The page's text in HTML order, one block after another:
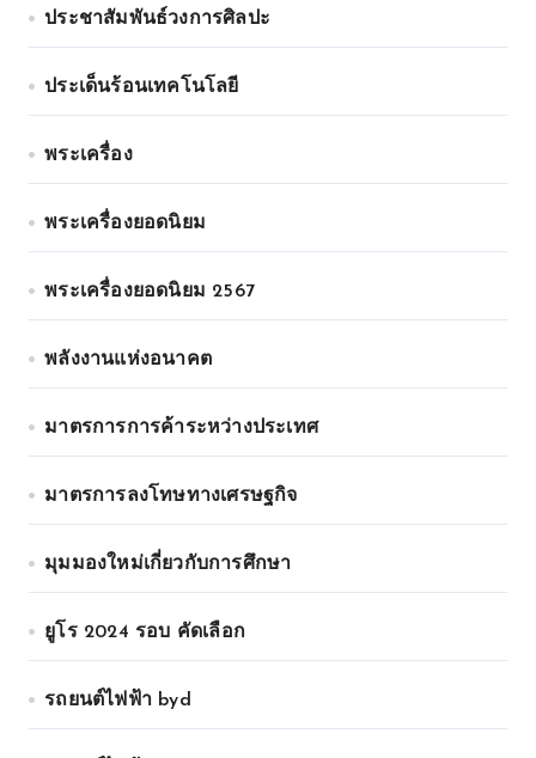
ประชาสัมพันธ์วงการศิลปะ
ประเด็นร้อนเทคโนโลยี
พระเครื่อง
พระเครื่องยอดนิยม
พระเครื่องยอดนิยม 2567
พลังงานแห่งอนาคต
มาตรการการค้าระหว่างประเทศ
มาตรการลงโทษทางเศรษฐกิจ
มุมมองใหม่เกี่ยวกับการศึกษา
ยูโร 2024 รอบ คัดเลือก
รถยนต์ไฟฟ้า byd